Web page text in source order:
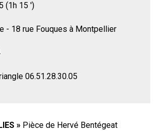
(1h 15 ')
- 18 rue Fouques à Montpellier
06.51.28.30.05
» Pièce de Hervé Bentégeat